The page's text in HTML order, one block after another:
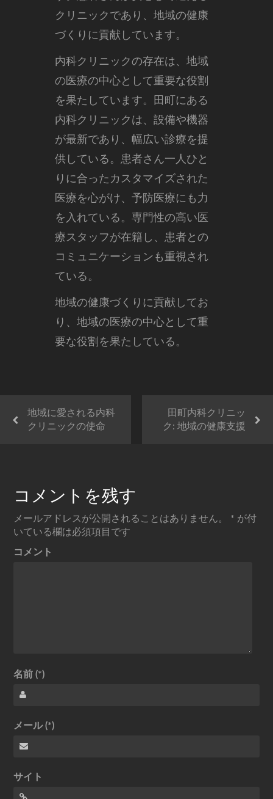
クリニックであり、地域の健康
づくりに貢献しています。
内科クリニックの存在は、地域
の医療の中心として重要な役割
を果たしています。田町にある
内科クリニックは、設備や機器
が最新であり、幅広い診療を提
供している。患者さん一人ひと
りに合ったカスタマイズされた
医療を心がけ、予防医療にも力
を入れている。専門性の高い医
療スタッフが在籍し、患者との
コミュニケーションも重視され
ている。
地域の健康づくりに貢献してお
り、地域の医療の中心として重
要な役割を果たしている。
地域に愛される内科
クリニックの使命
田町内科クリニッ
ク: 地域の健康支援
コメントを残す
メールアドレスが公開されることはありません。 * が付
いている欄は必須項目です
コメント
名前 (*)
メール (*)
サイト